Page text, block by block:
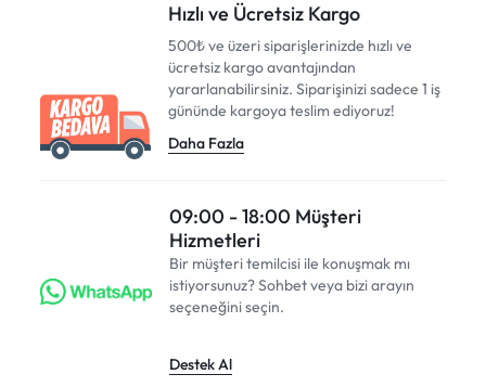
Hızlı ve Ücretsiz Kargo
500₺ ve üzeri siparişlerinizde hızlı ve
ücretsiz kargo avantajından
yararlanabilirsiniz. Siparişinizi sadece 1 iş
gününde kargoya teslim ediyoruz!
Daha Fazla
09:00 - 18:00 Müşteri
Hizmetleri
Bir müşteri temilcisi ile konuşmak mı
istiyorsunuz? Sohbet veya bizi arayın
seçeneğini seçin.
Destek Al